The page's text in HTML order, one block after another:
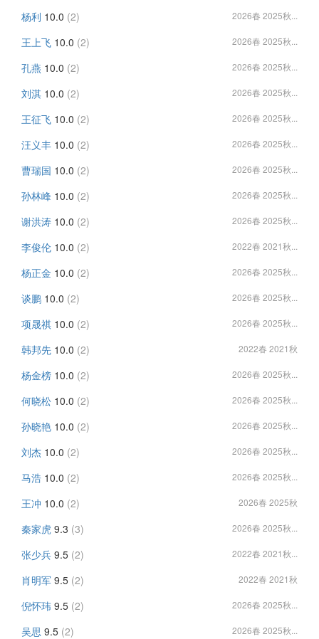
杨利 10.0 (2) 2026春 2025秋...
王上飞 10.0 (2) 2026春 2025秋...
孔燕 10.0 (2) 2026春 2025秋...
刘淇 10.0 (2) 2026春 2025秋...
王征飞 10.0 (2) 2026春 2025秋...
汪义丰 10.0 (2) 2026春 2025秋...
曹瑞国 10.0 (2) 2026春 2025秋...
孙林峰 10.0 (2) 2026春 2025秋...
谢洪涛 10.0 (2) 2026春 2025秋...
李俊伦 10.0 (2) 2022春 2021秋...
杨正金 10.0 (2) 2026春 2025秋...
谈鹏 10.0 (2) 2026春 2025秋...
项晟祺 10.0 (2) 2026春 2025秋...
韩邦先 10.0 (2) 2022春 2021秋
杨金榜 10.0 (2) 2026春 2025秋...
何晓松 10.0 (2) 2026春 2025秋...
孙晓艳 10.0 (2) 2026春 2025秋...
刘杰 10.0 (2) 2026春 2025秋...
马浩 10.0 (2) 2026春 2025秋...
王冲 10.0 (2) 2026春 2025秋
秦家虎 9.3 (3) 2026春 2025秋...
张少兵 9.5 (2) 2022春 2021秋...
肖明军 9.5 (2) 2022春 2021秋
倪怀玮 9.5 (2) 2026春 2025秋...
吴思 9.5 (2) 2026春 2025秋...